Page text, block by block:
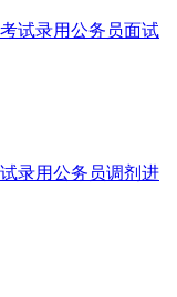
试录用公务员面试
录用公务员调剂进